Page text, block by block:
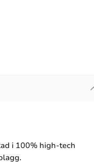
i 100% high-tech